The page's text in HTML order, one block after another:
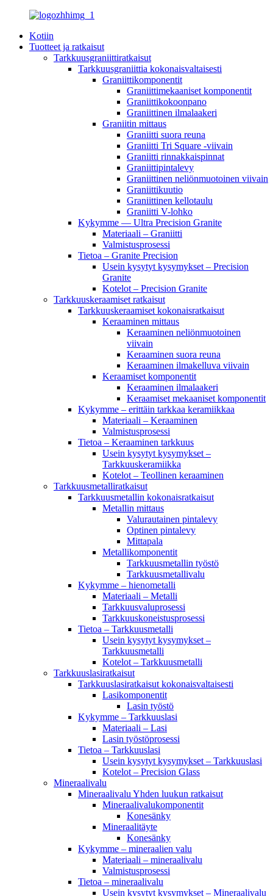
Kotiin
Tuotteet ja ratkaisut
Tarkkuusgraniittiratkaisut
Tarkkuusgraniittia kokonaisvaltaisesti
Graniittikomponentit
Graniittimekaaniset komponentit
Graniittikokoonpano
Graniittinen ilmalaakeri
Graniitin mittaus
Graniitti suora reuna
Graniitti Tri Square -viivain
Graniitti rinnakkaispinnat
Graniittipintalevy
Graniittinen neliönmuotoinen viivain
Graniittikuutio
Graniittinen kellotaulu
Graniitti V-lohko
Kykymme — Ultra Precision Granite
Materiaali – Graniitti
Valmistusprosessi
Tietoa – Granite Precision
Usein kysytyt kysymykset – Precision
Granite
Kotelot – Precision Granite
Tarkkuuskeraamiset ratkaisut
Tarkkuuskeraamiset kokonaisratkaisut
Keraaminen mittaus
Keraaminen neliönmuotoinen
viivain
Keraaminen suora reuna
Keraaminen ilmakelluva viivain
Keraamiset komponentit
Keraaminen ilmalaakeri
Keraamiset mekaaniset komponentit
Kykymme – erittäin tarkkaa keramiikkaa
Materiaali – Keraaminen
Valmistusprosessi
Tietoa – Keraaminen tarkkuus
Usein kysytyt kysymykset –
Tarkkuuskeramiikka
Kotelot – Teollinen keraaminen
Tarkkuusmetalliratkaisut
Tarkkuusmetallin kokonaisratkaisut
Metallin mittaus
Valurautainen pintalevy
Optinen pintalevy
Mittapala
Metallikomponentit
Tarkkuusmetallin työstö
Tarkkuusmetallivalu
Kykymme – hienometalli
Materiaali – Metalli
Tarkkuusvaluprosessi
Tarkkuuskoneistusprosessi
Tietoa – Tarkkuusmetalli
Usein kysytyt kysymykset –
Tarkkuusmetalli
Kotelot – Tarkkuusmetalli
Tarkkuuslasiratkaisut
Tarkkuuslasiratkaisut kokonaisvaltaisesti
Lasikomponentit
Lasin työstö
Kykymme – Tarkkuuslasi
Materiaali – Lasi
Lasin työstöprosessi
Tietoa – Tarkkuuslasi
Usein kysytyt kysymykset – Tarkkuuslasi
Kotelot – Precision Glass
Mineraalivalu
Mineraalivalu Yhden luukun ratkaisut
Mineraalivalukomponentit
Konesänky
Mineraalitäyte
Konesänky
Kykymme – mineraalien valu
Materiaali – mineraalivalu
Valmistusprosessi
Tietoa – mineraalivalu
Usein kysytyt kysymykset – Mineraalivalu